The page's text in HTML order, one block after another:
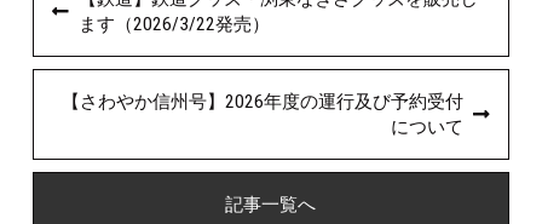
ます（2026/3/22発売）
記事一覧へ
【さわやか信州号】2026年度の運行及び予約受付
について